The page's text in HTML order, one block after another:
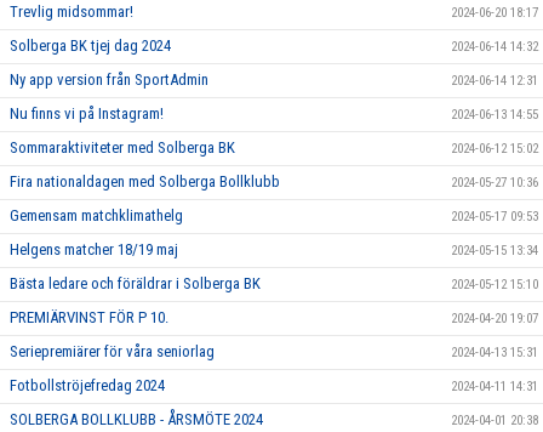
Trevlig midsommar! 2024-06-20 18:17
Solberga BK tjej dag 2024 2024-06-14 14:32
Ny app version från SportAdmin 2024-06-14 12:31
Nu finns vi på Instagram! 2024-06-13 14:55
Sommaraktiviteter med Solberga BK 2024-06-12 15:02
Fira nationaldagen med Solberga Bollklubb 2024-05-27 10:36
Gemensam matchklimathelg 2024-05-17 09:53
Helgens matcher 18/19 maj 2024-05-15 13:34
Bästa ledare och föräldrar i Solberga BK 2024-05-12 15:10
PREMIÄRVINST FÖR P 10. 2024-04-20 19:07
Seriepremiärer för våra seniorlag 2024-04-13 15:31
Fotbollströjefredag 2024 2024-04-11 14:31
SOLBERGA BOLLKLUBB - ÅRSMÖTE 2024 2024-04-01 20:38